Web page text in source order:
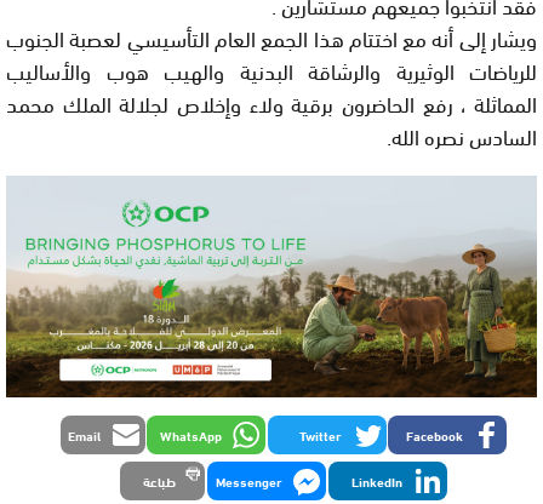
ويشار إلى أنه مع اختتام هذا الجمع العام التأسيسي لعصبة الجنوب
للرياضات الوثيرية والرشاقة البدنية والهيب هوب والأساليب
المماثلة ، رفع الحاضرون برقية ولاء وإخلاص لجلالة الملك محمد
السادس نصره الله.
Facebook
Twitter
WhatsApp
Email
LinkedIn
Messenger طباعة